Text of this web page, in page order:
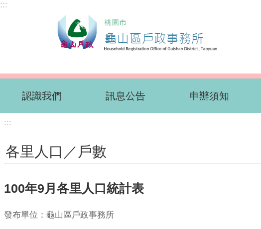
跳到主要內容區塊
:::
認識我們 訊息公告 申辦須知
:::
各里人口／戶數
100年9月各里人口統計表
發布單位：龜山區戶政事務所